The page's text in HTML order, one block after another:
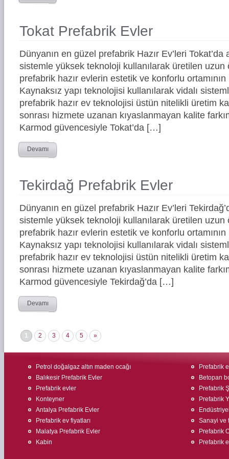
Tokat Prefabrik Evler
Dünyanın en güzel prefabrik Hazır Ev’leri
sistemle yüksek teknoloji kullanılarak üretilen
prefabrik hazır evlerin estetik ve konforlu ortamının
Kaynaksız yapı teknolojisi kullanılarak vidalı
prefabrik hazır ev teknolojisi üstün nitelikli üretim
sonrası hizmete uzanan kıyaslanmayan kalite
Karmod güvencesiyle Tokat’da […]
Devamı
Tekirdağ Prefabrik Evler
Dünyanın en güzel prefabrik Hazır Ev’leri
sistemle yüksek teknoloji kullanılarak üretilen
prefabrik hazır evlerin estetik ve konforlu ortamının
Kaynaksız yapı teknolojisi kullanılarak vidalı
prefabrik hazır ev teknolojisi üstün nitelikli üretim
sonrası hizmete uzanan kıyaslanmayan kalite
Karmod güvencesiyle Tekirdağ’da […]
Devamı
1 2 3 4 5 »
Petrol doğalgaz altın maden ocağı
Balıkesir Prefabrik Evler
Prefabrik evler
Konteyner
Antalya Prefabrik Evler
Prefabrik ev fiyatları
Malatya Prefabrik Evler
Kabin
Prefabrik
Betopan
Prefabrik
Prefabrik
Sanayi ve
Prefabrik
Prefabrik